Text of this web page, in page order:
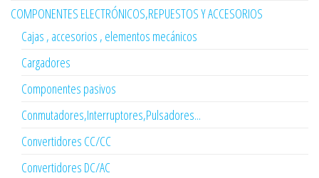
COMPONENTES ELECTRÓNICOS,REPUESTOS Y ACCESORIOS
Cajas , accesorios , elementos mecánicos
Cargadores
Componentes pasivos
Conmutadores,Interruptores,Pulsadores...
Convertidores CC/CC
Convertidores DC/AC